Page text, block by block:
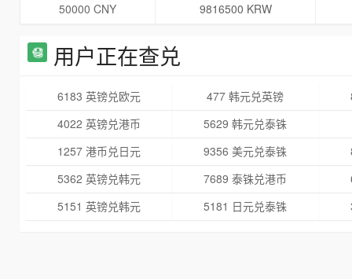
50000 CNY
9816500 KRW
用户正在查兑
6183 英镑兑欧元 477 韩元兑英镑
4022 英镑兑港币
5629 韩元兑泰铢
1257 港币兑日元
9356 美元兑泰铢
5362 英镑兑韩元
7689 泰铢兑港币
5151 英镑兑韩元
5181 日元兑泰铢